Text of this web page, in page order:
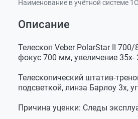
Наименование в учётной системе
Описание
Телескоп Veber PolarStar II
фокус 700 мм, увеличение 35х-
Телескопический штатив-
подсветкой, линза Барлоу 3х,
Причина уценки: Следы
Оставить отзыв
Задать вопрос